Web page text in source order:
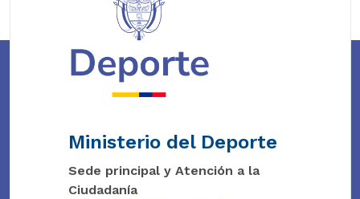
Ministerio del Deporte
Sede principal y Atención a la
Ciudadanía